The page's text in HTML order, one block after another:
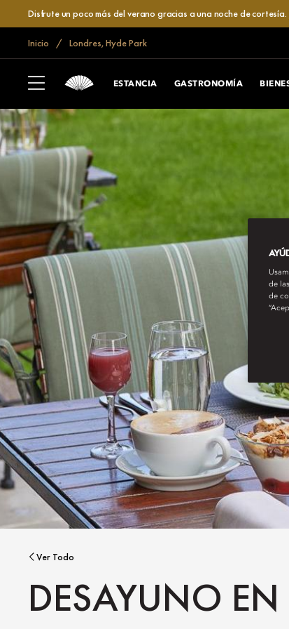
Disfrute un poco más del verano gracias a una noche de cortesía.
Inicio Londres, Hyde Park
ESTANCIA GASTRONOMÍA
Ver Todo
DESAYUNO
de
de